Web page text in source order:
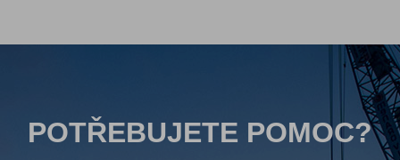
POTŘEBUJETE POMOC?